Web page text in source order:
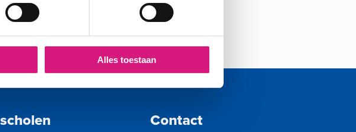
Alles toestaan
Contact